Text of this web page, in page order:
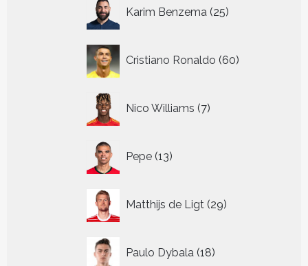
Karim Benzema 25
producten
Cristiano Ronaldo 60
producten
Nico Williams 7
producten
Pepe 13
producten
Matthijs de Ligt 29
producten
Paulo Dybala 18
producten